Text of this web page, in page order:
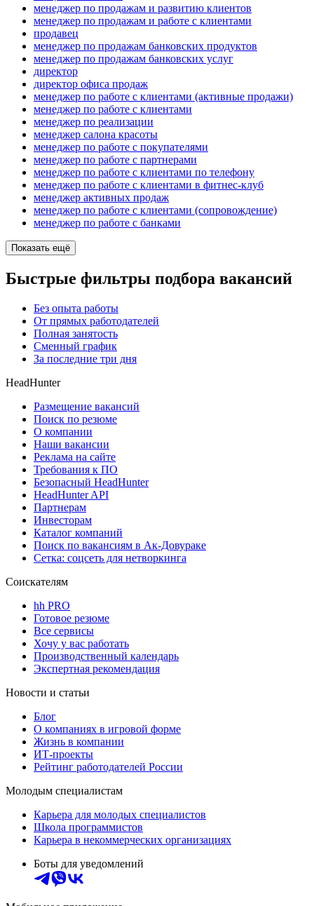
менеджер по продажам и развитию клиентов
менеджер по продажам и работе с клиентами
продавец
менеджер по продажам банковских продуктов
менеджер по продажам банковских услуг
директор
директор офиса продаж
менеджер по работе с клиентами (активные продажи)
менеджер по работе с клиентами
менеджер по реализации
менеджер салона красоты
менеджер по работе с покупателями
менеджер по работе с партнерами
менеджер по работе с клиентами по телефону
менеджер по работе с клиентами в фитнес-клуб
менеджер активных продаж
менеджер по работе с клиентами (сопровождение)
менеджер по работе с банками
Показать ещё
Быстрые фильтры подбора вакансий
Без опыта работы
От прямых работодателей
Полная занятость
Сменный график
За последние три дня
HeadHunter
Размещение вакансий
Поиск по резюме
О компании
Наши вакансии
Реклама на сайте
Требования к ПО
Безопасный HeadHunter
HeadHunter API
Партнерам
Инвесторам
Каталог компаний
Поиск по вакансиям в Ак-Довураке
Сетка: соцсеть для нетворкинга
Соискателям
hh PRO
Готовое резюме
Все сервисы
Хочу у вас работать
Производственный календарь
Экспертная рекомендация
Новости и статьи
Блог
О компаниях в игровой форме
Жизнь в компании
ИТ-проекты
Рейтинг работодателей России
Молодым специалистам
Карьера для молодых специалистов
Школа программистов
Карьера в некоммерческих организациях
Боты для уведомлений